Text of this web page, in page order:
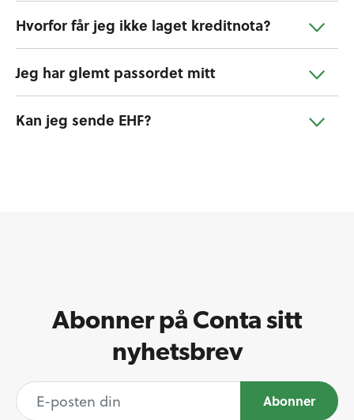
Hvorfor får jeg ikke laget kreditnota?
Jeg har glemt passordet mitt
Kan jeg sende EHF?
Abonner på Conta sitt
nyhetsbrev